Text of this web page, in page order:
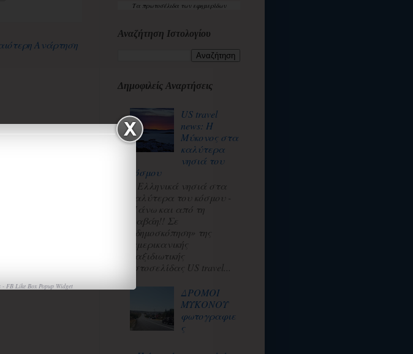
Ανάρτηση
-FB Like Box Popup Widget
Τα πρωτοσέλιδατων εφημερίδων
Αναζήτηση Ιστολογίου
Δημοφιλείς Αναρτήσεις
US travel
news: Η
Μύκονος στα
καλύτερα
νησιά του
κόσμου
3 Ελληνικά νησιά στα
καλύτερα του κόσμου -
Πάνω και από τη
Χαβάη!! Σε
«δημοσκόπηση» της
αμερικανικής
ταξιδιωτικής
ιστοσελίδας US travel...
ΔΡΟΜΟΙ
ΜΥΚΟΝΟΥ
φωτογραφιε
ς